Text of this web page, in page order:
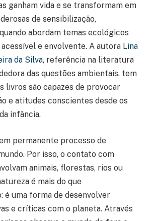
ganham vida e se transformam em
de sensibilização,
abordam temas ecológicos
e envolvente. A autora Lina
da Silva, referência na literatura
das questões ambientais, tem
livros são capazes de provocar
e atitudes conscientes desde os
infância.
permanente processo de
Por isso, o contato com
animais, florestas, rios ou
é mais do que
é uma forma de desenvolver
e críticas com o planeta. Através